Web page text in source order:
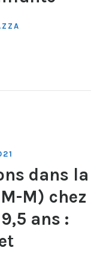
dans la
M) chez
ans :